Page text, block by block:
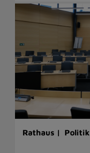
Rathaus | Politik